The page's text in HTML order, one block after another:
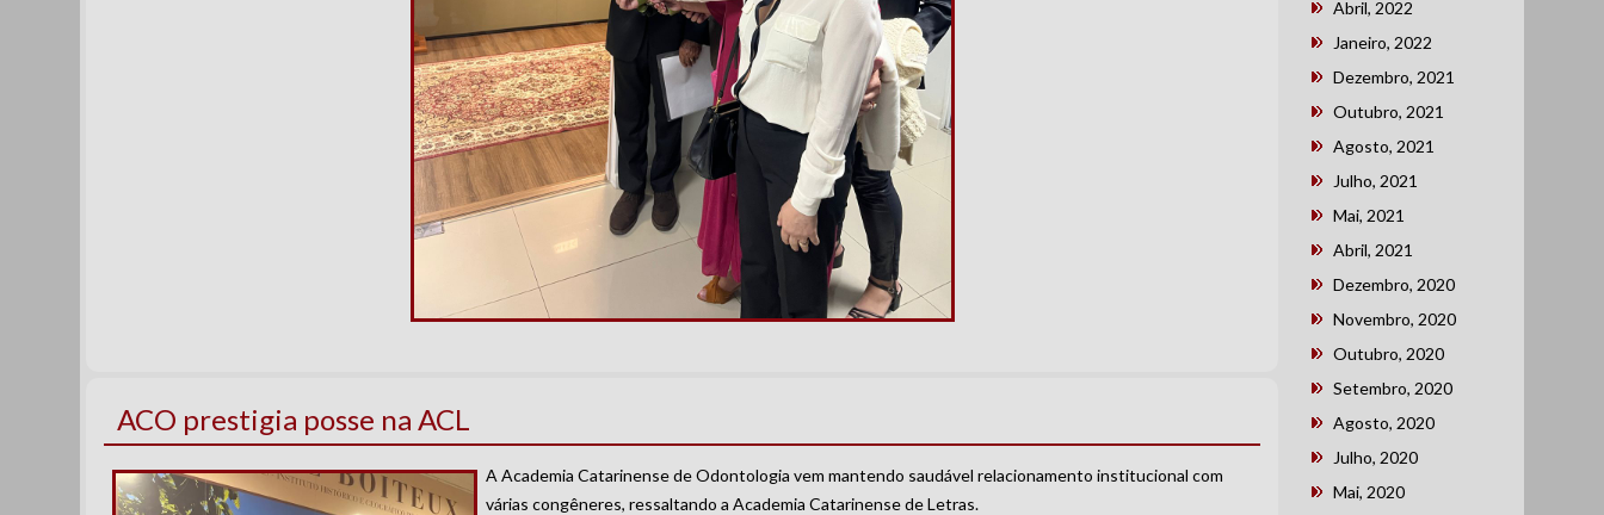
ACO prestigia posse na ACL
A Academia Catarinense de Odontologia vem mantendo saudável relacionamento institucional com
várias congêneres, ressaltando a Academia Catarinense de Letras.
Abril, 2022
Janeiro, 2022
Dezembro, 2021
Outubro, 2021
Agosto, 2021
Julho, 2021
Mai, 2021
Abril, 2021
Dezembro, 2020
Novembro, 2020
Outubro, 2020
Setembro, 2020
Agosto, 2020
Julho, 2020
Mai, 2020